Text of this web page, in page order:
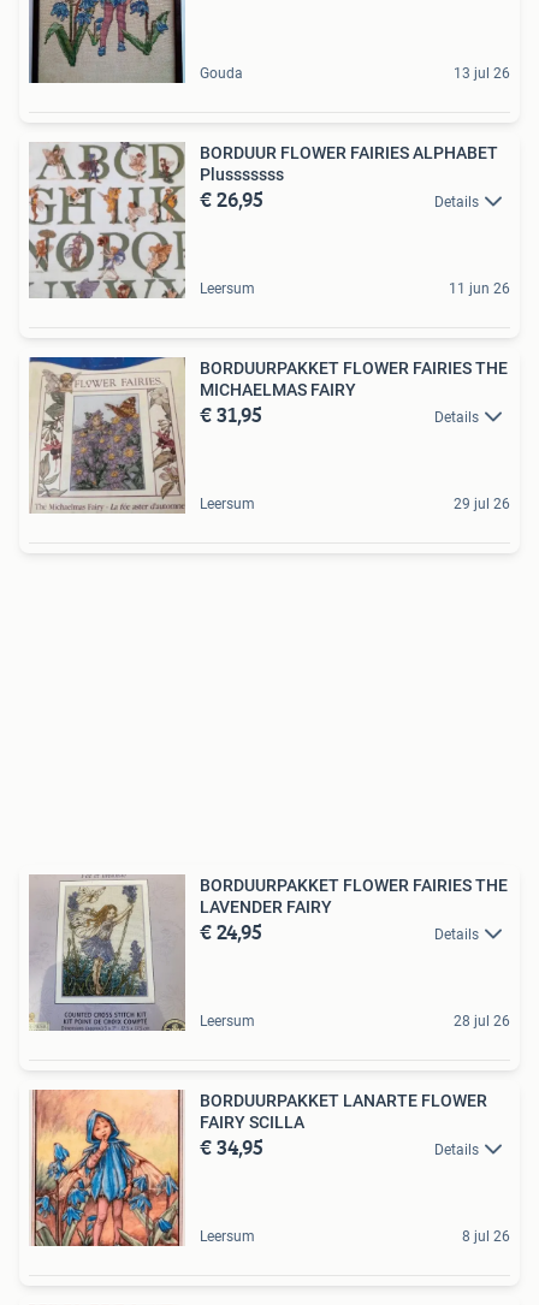
Gouda 13 jul 26
BORDUUR FLOWER FAIRIES ALPHABET
Plusssssss
€ 26,95 Details
Leersum 11 jun 26
BORDUURPAKKET FLOWER FAIRIES THE
MICHAELMAS FAIRY
€ 31,95 Details
Leersum 29 jul 26
BORDUURPAKKET FLOWER FAIRIES THE
LAVENDER FAIRY
€ 24,95 Details
Leersum 28 jul 26
BORDUURPAKKET LANARTE FLOWER
FAIRY SCILLA
€ 34,95 Details
Leersum 8 jul 26